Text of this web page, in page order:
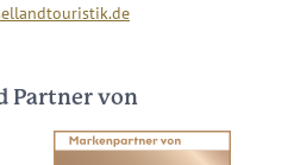
Partner von